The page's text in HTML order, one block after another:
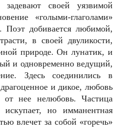
своей уязвимой
«голыми-глаголами»
Поэт добивается любимой,
в своей двуликости,
природе. Он лунатик, и
и одновременно ведущий,
Здесь соединились в
и дикое, любовь
нее нелюбовь. Частица
но имманентная
влечет за собой «горечь»